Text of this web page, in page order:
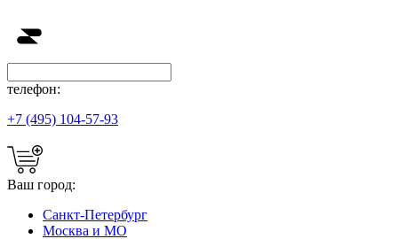
телефон:
+7 (495) 104-57-93
Ваш город:
Санкт-Петербург
Москва и МО